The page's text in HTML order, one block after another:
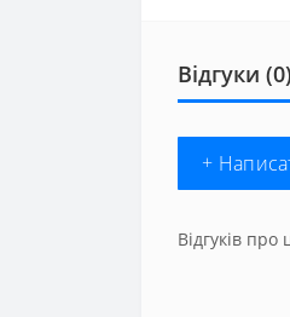
Відгуки (0)
+
Відгуків